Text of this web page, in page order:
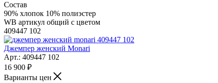
Состав
90% хлопок 10% полиэстер
WB артикул общий с цветом
409447 102
Джемпер женский Monari
Арт.: 409447 102
16 900 ₽
Варианты цен